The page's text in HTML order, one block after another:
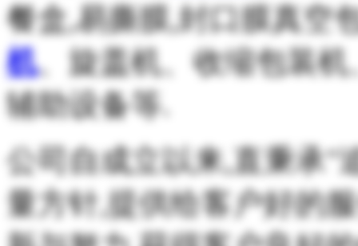
餐盒,易撕膜,封口膜真空
机、旋盖机、收缩包装
辅助设备等.
公司自成立以来,直秉承"
量方针,提供给客户好的